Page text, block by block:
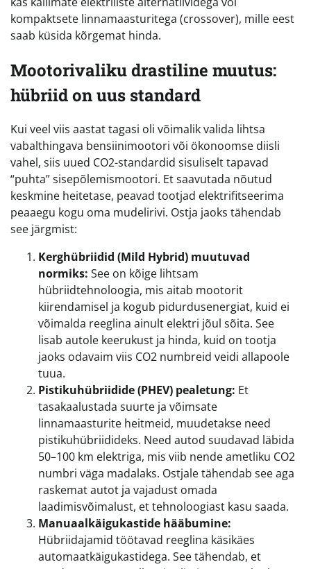
kompaktsete linnamaasturitega (crossover), mille eest
saab küsida kõrgemat hinda.
Mootorivaliku drastiline muutus:
hübriid on uus standard
Kui veel viis aastat tagasi oli võimalik valida lihtsa
vabalthingava bensiinimootori või ökonoomse diisli
vahel, siis uued CO2-standardid sisuliselt tapavad
“puhta” sisepõlemismootori. Et saavutada nõutud
keskmine heitetase, peavad tootjad elektrifitseerima
peaaegu kogu oma mudelirivi. Ostja jaoks tähendab
see järgmist:
Kerghübriidid (Mild Hybrid) muutuvad
normiks: See on kõige lihtsam
hübriidtehnoloogia, mis aitab mootorit
kiirendamisel ja kogub pidurdusenergiat, kuid ei
võimalda reeglina ainult elektri jõul sõita. See
lisab autole keerukust ja hinda, kuid on tootja
jaoks odavaim viis CO2 numbreid veidi allapoole
tuua.
Pistikuhübriidide (PHEV) pealetung: Et
tasakaalustada suurte ja võimsate
linnamaasturite heitmeid, muudetakse need
pistikuhübriidideks. Need autod suudavad läbida
50–100 km elektriga, mis viib nende ametliku CO2
numbri väga madalaks. Ostjale tähendab see aga
raskemat autot ja vajadust omada
laadimisvõimalust, et tehnoloogiast kasu saada.
Manuaalkäigukastide hääbumine:
Hübriidajamid töötavad reeglina käsikäes
automaatkäigukastidega. See tähendab, et